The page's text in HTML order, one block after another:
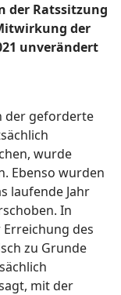
der Ratssitzung
der
unverändert
der geforderte
wurde
Ebenso wurden
laufende Jahr
In
des
zu Grunde
mit der